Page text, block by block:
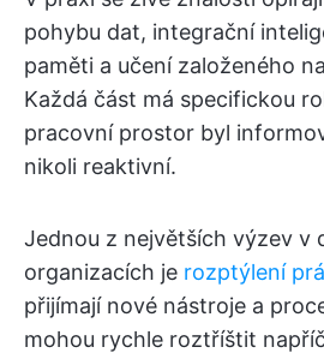
pohybu dat, integrační
paměti a učení založeného
Každá část má specifickou
pracovní prostor byl
nikoli reaktivní.
Jednou z největších výzev v
organizacích je rozptýlení
přijímají nové nástroje a
mohou rychle roztříštit